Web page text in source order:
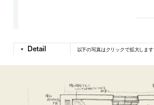
以下の写真はクリックで拡大します